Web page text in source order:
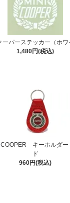
ーパーステッカー（ホワ
1,480円(税込)
COOPER キーホルダ
ド
960円(税込)